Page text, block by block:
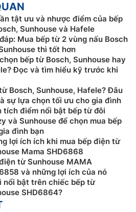
nay có các loại bếp từ
là dòng bếp đơn giản chỉ sử
để đun nấu, công suất sử
– 2100W. Đây là loại bếp
không đặt âm xuống bàn
này thường có giá thành rẻ, chỉ
triệu đồng.
là dòng bếp có thể sử dụng 2
nấu tương ứng với việc sử
thực phẩm cùng một lúc. Bếp
loại có thể đặt âm xuống bàn
như bếp từ đôi. Giá thành
đắt hơn khá nhiều so với
2 – 30 triệu tùy thương hiệu
tật ưu và nhược điểm của bếp
Sunhouse và Hafele
Mua bếp từ 2 vùng nấu Bosch
thì tốt hơn
bếp từ Bosch, Sunhouse hay
Đọc và tìm hiểu kỹ trước khi
Bosch, Sunhouse, Hafele? Đâu
sự lựa chọn tối ưu cho gia đình
tích điểm nổi bật bếp từ đôi
và Sunhouse để chọn mua bếp
đình bạn
lợi ích ích khi mua bếp điện từ
Mama SHD6868
từ Sunhouse MAMA
và những lợi ích của nó
nổi bật trên chiếc bếp từ
SHD6864?